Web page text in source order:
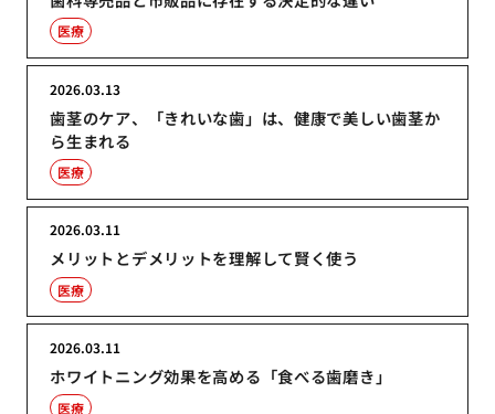
医療
歯茎のケア、「きれいな歯」は、健康で美しい歯茎か
ら生まれる
2026.03.13
医療
メリットとデメリットを理解して賢く使う
2026.03.11
医療
ホワイトニング効果を高める「食べる歯磨き」
2026.03.11
医療